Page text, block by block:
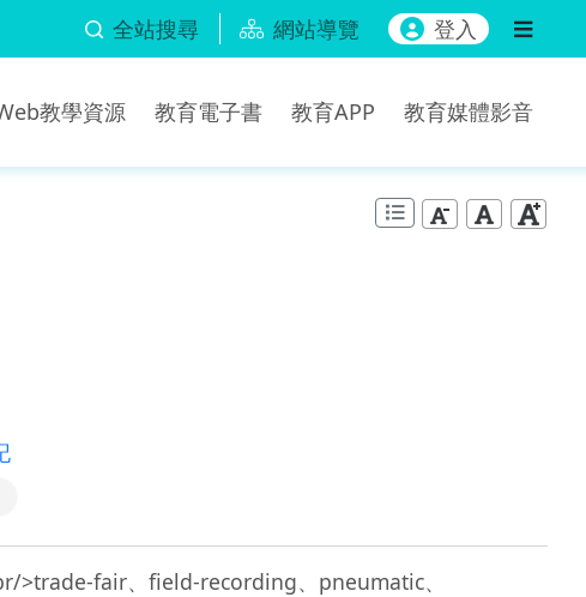
全站搜尋 網站導覽 登入
教學資源 教育電子書 教育APP 教育媒體影音
>trade-fair、field-recording、pneumatic、